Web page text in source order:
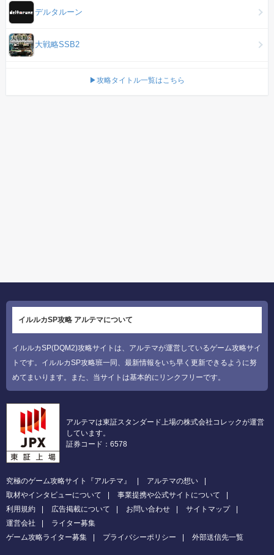
デルタルーン
大戦略SSB2
▶攻略タイトル一覧はこちら
イルルカSP攻略 アルテマについて
イルルカSP(DQM2)攻略サイトは、アルテマが運営しているゲーム攻略サイ
トです。イルルカSP攻略班一同、最新情報をいち早く更新できるように努
めてまいります。また、当サイトは基本的にリンクフリーです。
アルテマは東証スタンダード上場の株式会社コレックが運営
しています。
証券コード：6578
究極のゲーム攻略サイト『アルテマ』
アルテマの想い
取材やインタビューについて
事業提携や公式サイトについて
利用規約
広告掲載について お問い合わせ
サイトマップ
運営会社
ライター募集
ゲーム攻略ライター募集
プライバシーポリシー 外部送信先一覧